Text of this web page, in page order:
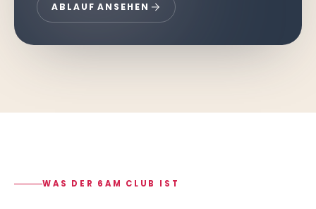
ABLAUF ANSEHEN
WAS DER 6AM CLUB IST